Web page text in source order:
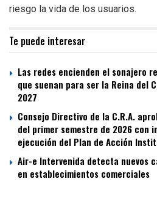
riesgo la vida de los usuarios.
Te puede interesar
Las redes encienden el sonajero
que suenan para ser la Reina del
2027
Consejo Directivo de la C.R.A.
del primer semestre de 2026 con
ejecución del Plan de Acción
Air-e Intervenida detecta nuevos
en establecimientos comerciales